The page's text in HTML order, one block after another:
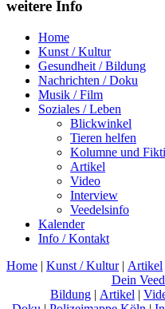
weitere Info
Home
Kunst / Kultur
Gesundheit / Bildung
Nachrichten / Doku
Musik / Film
Soziales / Leben
Blickwinkel
Tieren helfen
Kolumne und
Artikel
Video
Interview
Veedelsinfo
Kalender
Info / Kontakt
Home | Kunst / Kultur| Artikel
Dein
Bildung | Artikel |